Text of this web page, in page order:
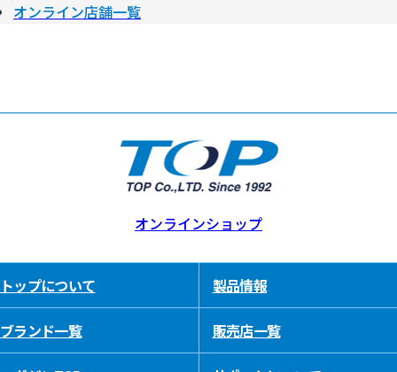
オンライン店舗一覧
オンラインショップ
トップについて 製品情報
ブランド一覧 販売店一覧